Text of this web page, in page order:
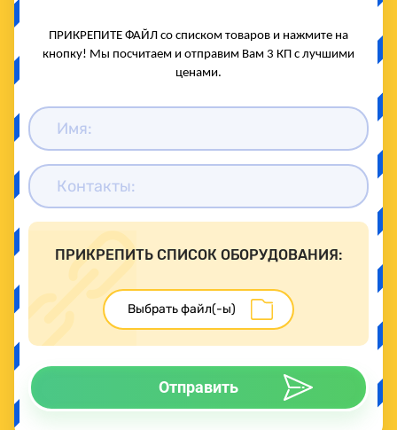
ПРИКРЕПИТЕ ФАЙЛ со списком товаров и нажмите на
кнопку! Мы посчитаем и отправим Вам 3 КП с лучшими
ценами.
ПРИКРЕПИТЬ СПИСОК ОБОРУДОВАНИЯ:
Отправить